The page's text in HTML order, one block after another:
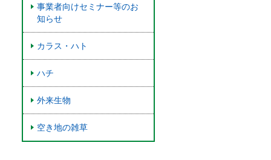
事業者向けセミナー等のお
知らせ
カラス・ハト
ハチ
外来生物
空き地の雑草